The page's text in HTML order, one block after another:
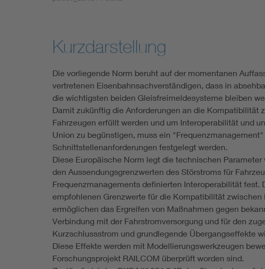
Living
Smart Cities
Kurzdarstellung
Die vorliegende Norm beruht auf der momentanen
vertretenen Eisenbahnsachverständigen, dass in
die wichtigsten beiden Gleisfreimeldesysteme bleiben
Damit zukünftig die Anforderungen an die Kompatibilität
Fahrzeugen erfüllt werden und um Interoperabilität und
Union zu begünstigen, muss ein
Schnittstellenanforderungen festgelegt werden.
Diese Europäische Norm legt die technischen
den Aussendungsgrenzwerten des Störstroms für
Frequenzmanagements definierten Interoperabilität fest.
empfohlenen Grenzwerte für die Kompatibilität
ermöglichen das Ergreifen von Maßnahmen gegen
Verbindung mit der Fahrstromversorgung und für den
Kurzschlussstrom und grundlegende Übergangseffekte
Diese Effekte werden mit Modellierungswerkzeugen
Forschungsprojekt RAILCOM überprüft worden sind.